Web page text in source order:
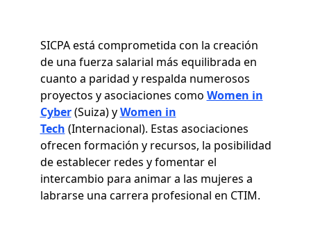
SICPA está comprometida con la creación
de una fuerza salarial más equilibrada en
cuanto a paridad y respalda numerosos
proyectos y asociaciones como Women in
Cyber(Suiza) yWomen in
Tech (Internacional). Estas asociaciones
ofrecen formación y recursos, la posibilidad
de establecer redes y fomentar el
intercambio para animar a las mujeres a
labrarse una carrera profesional en CTIM.